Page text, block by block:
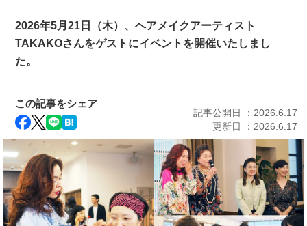
2026年5月21日（木）、ヘアメイクアーティスト
TAKAKOさんをゲストにイベントを開催いたしまし
た。
この記事をシェア
記事公開日 ： 2026.6.17
更新日 ： 2026.6.17